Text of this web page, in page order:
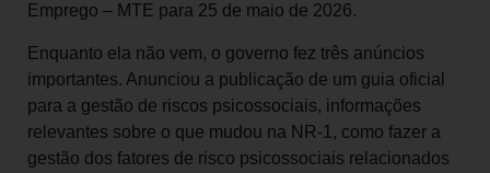
Emprego – MTE para 25 de maio de 2026.
Enquanto ela não vem, o governo fez três anúncios
importantes. Anunciou a publicação de um guia oficial
para a gestão de riscos psicossociais, informações
relevantes sobre o que mudou na NR-1, como fazer a
gestão dos fatores de risco psicossociais relacionados